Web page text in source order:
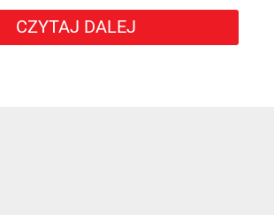
CZYTAJ DALEJ